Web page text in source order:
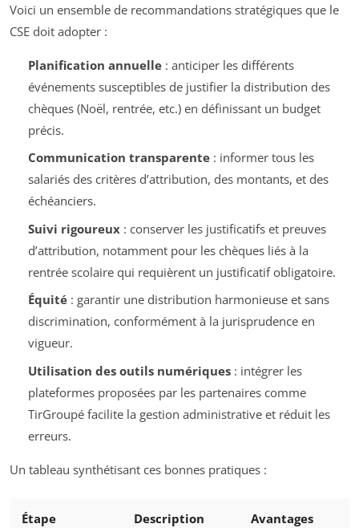
Voici un ensemble de recommandations stratégiques que le
CSE doit adopter :
Planification annuelle: anticiper les différents
événements susceptibles de justifier la distribution des
chèques (Noël, rentrée, etc.) en définissant un budget
précis.
Communication transparente: informer tous les
salariés des critères d’attribution, des montants, et des
échéanciers.
Suivi rigoureux: conserver les justificatifs et preuves
d’attribution, notamment pour les chèques liés à la
rentrée scolaire qui requièrent un justificatif obligatoire.
Équité: garantir une distribution harmonieuse et sans
discrimination, conformément à la jurisprudence en
vigueur.
Utilisation des outils numériques: intégrer les
plateformes proposées par les partenaires comme
TirGroupé facilite la gestion administrative et réduit les
erreurs.
Un tableau synthétisant ces bonnes pratiques :
Étape Description Avantages